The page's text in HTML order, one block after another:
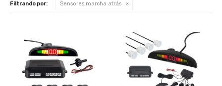
Filtrando por: Sensores marcha atrás